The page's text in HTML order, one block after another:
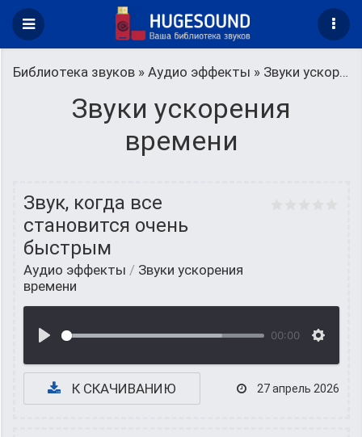
Библиотека звуков » Аудио эффекты » Звуки ускорения времени
Звуки ускорения
времени
Звук, когда все
становится очень
быстрым
Аудио эффекты / Звуки ускорения
времени
00:00
К СКАЧИВАНИЮ 27 апрель 2026